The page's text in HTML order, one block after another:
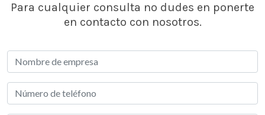
Para cualquier consulta no dudes en ponerte
en contacto con nosotros.